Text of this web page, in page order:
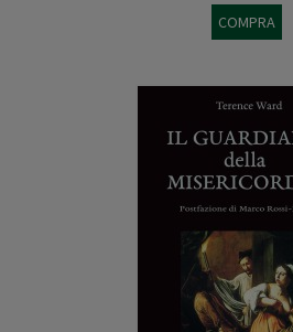
COMPRA